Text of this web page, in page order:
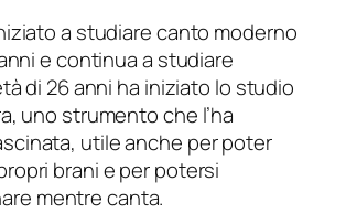
a studiare canto moderno
e continua a studiare
di 26 anni ha iniziato lo studio
uno strumento che l’ha
utile anche per poter
brani e per potersi
mentre canta.